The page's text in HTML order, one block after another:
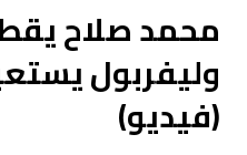
محمد صلاح
وليفربول
(فيديو)